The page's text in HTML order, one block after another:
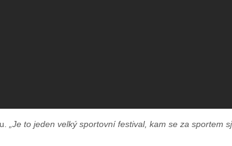
„Je to jeden velký sportovní festival, kam se za sportem